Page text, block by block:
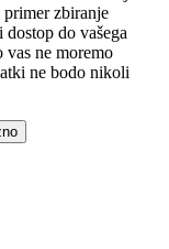
primer zbiranje
do vašega
vas ne moremo
ne bodo nikoli